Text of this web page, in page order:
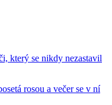
který se nikdy nezastavil
rosou a večer se v ní